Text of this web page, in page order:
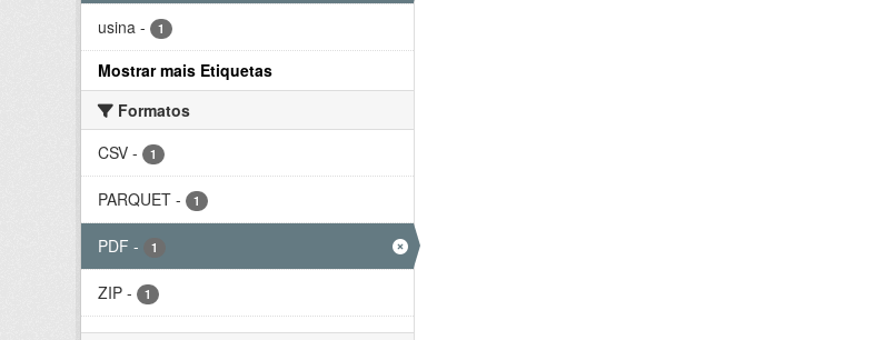
usina - 1
Mostrar mais Etiquetas
Formatos
CSV - 1
PARQUET - 1
PDF - 1
ZIP - 1